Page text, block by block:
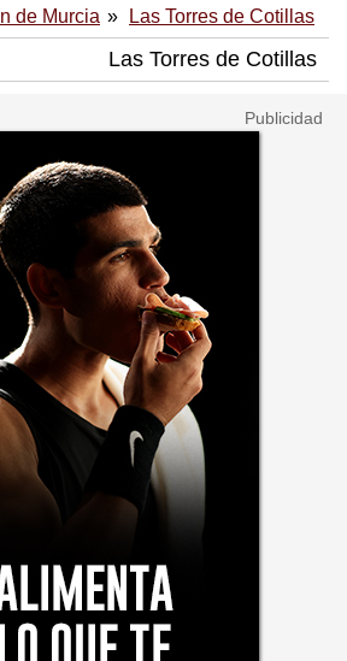
de Murcia Las Torres de Cotillas
Las Torres de Cotillas